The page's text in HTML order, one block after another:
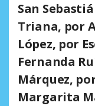
San
Triana, por
López, por
Fernanda
Márquez,
Margarita